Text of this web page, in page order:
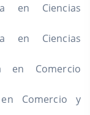
en Ciencias
en Ciencias
en Comercio
Comercio y